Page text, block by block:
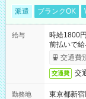
派遣 ブランクOK
給与
時給1800
前払いで
交通費
交通費 交
勤務地
東京都新宿